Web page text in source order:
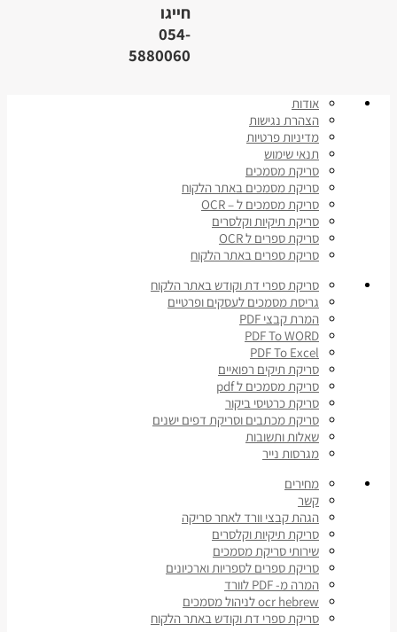
חייגו
054-
5880060
אודות
הצהרת נגישות
מדיניות פרטיות
תנאי שימוש
סריקת מסמכים
סריקת מסמכים באתר הלקוח
סריקת מסמכים ל – OCR
סריקת תיקיות וקלסרים
סריקת ספרים ל OCR
סריקת ספרים באתר הלקוח
סריקת ספרי דת וקודש באתר הלקוח
גריסת מסמכים לעסקים ופרטיים
המרת קבצי PDF
PDF To WORD
PDF To Excel
סריקת תיקים רפואיים
סריקת מסמכים ל pdf
סריקת כרטיסי ביקור
סריקת מכתבים וסריקת דפים ישנים
שאלות ותשובות
מגרסות נייר
מחירים
קשר
הגהת קבצי וורד לאחר סריקה
סריקת תיקיות וקלסרים
שירותי סריקת מסמכים
סריקת ספרים לספריות וארכיונים
המרה מ- PDF לוורד
ocr hebrew לניהול מסמכים
סריקת ספרי דת וקודש באתר הלקוח